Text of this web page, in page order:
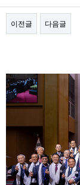
이전글 다음글